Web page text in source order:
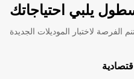
يلبي احتياجاتك
الفرصة لاختبار الموديلات الجديدة